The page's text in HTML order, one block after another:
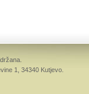
1, 34340 Kutjevo.